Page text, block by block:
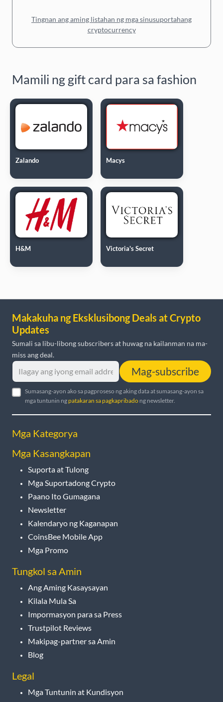
Tingnan ang aming listahan ng mga sinusuportahang
cryptocurrency
Mamili ng gift card para sa fashion
Zalando Macys
H&M Victoria's Secret
Makakuha ng Eksklusibong Deals at Crypto
Updates
Sumali sa libu-libong subscribers at huwag na kailanman na ma-
miss ang deal.
Mag-subscribe
Sumasang-ayon ako sa pagproseso ng aking data at sumasang-ayon sa
mga tuntunin ngpatakaran sa pagkapribado ng newsletter.
Mga Kategorya
Mga Kasangkapan
Suporta at Tulong
Mga Suportadong Crypto
Paano Ito Gumagana
Newsletter
Kalendaryo ng Kaganapan
CoinsBee Mobile App
Mga Promo
Tungkol sa Amin
Ang Aming Kasaysayan
Kilala Mula Sa
Impormasyon para sa Press
Trustpilot Reviews
Makipag-partner sa Amin
Blog
Legal
Mga Tuntunin at Kundisyon